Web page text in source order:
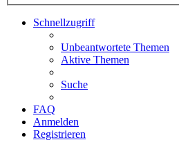
Schnellzugriff
Unbeantwortete Themen
Aktive Themen
Suche
FAQ
Anmelden
Registrieren